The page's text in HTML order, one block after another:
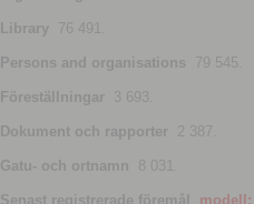
Library 76 491.
Persons and organisations 79 545.
Föreställningar 3 693.
Dokument och rapporter 2 387.
Gatu- och ortnamn 8 031.
Senast registrerade föremål modell;